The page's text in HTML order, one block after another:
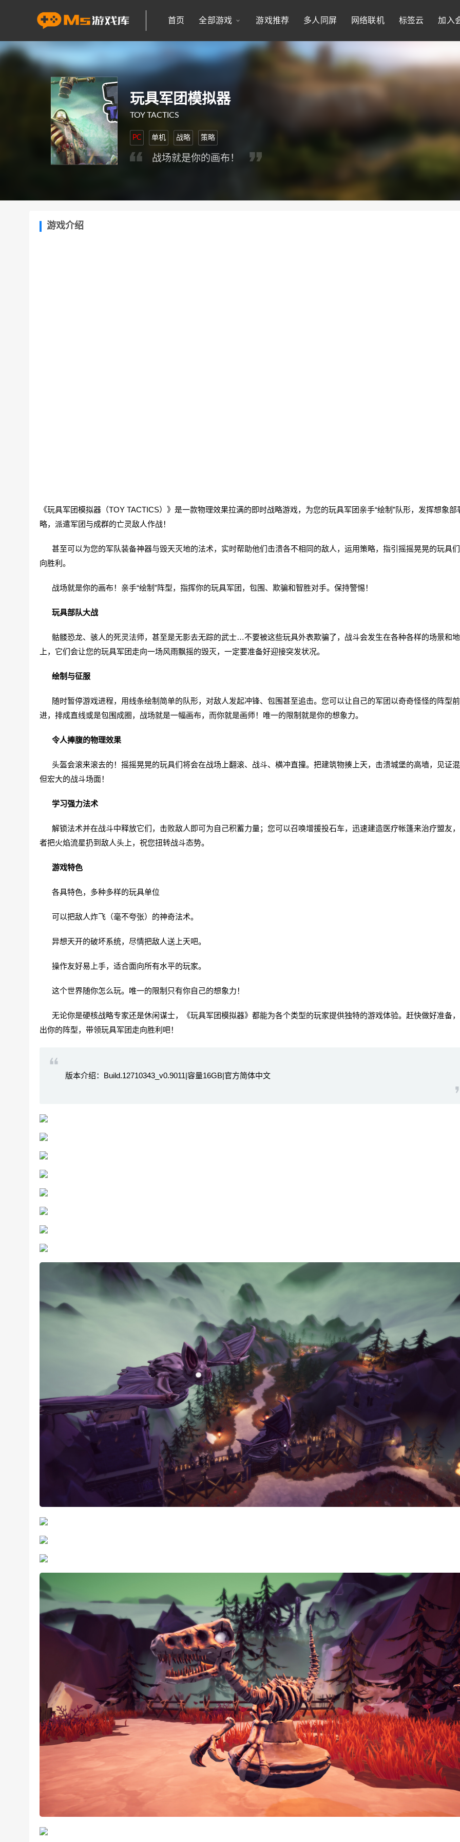
首页 全部游戏 游戏推荐 多人同屏 网络联机 标签云 加入
玩具军团模拟器
TOY TACTICS
PC 单机 战略 策略
战场就是你的画布！
游戏介绍
《玩具军团模拟器（TOY TACTICS）》是一款物理效果拉满的即时战略游戏，为您的玩具军团亲手“绘制”队形，发挥想象部
略，派遣军团与成群的亡灵敌人作战！
甚至可以为您的军队装备神器与毁天灭地的法术，实时帮助他们击溃各不相同的敌人，运用策略，指引摇摇晃晃的玩具
向胜利。
战场就是你的画布！亲手“绘制”阵型，指挥你的玩具军团，包围、欺骗和智胜对手。保持警惕！
玩具部队大战
骷髅恐龙、骇人的死灵法师，甚至是无影去无踪的武士…不要被这些玩具外表欺骗了，战斗会发生在各种各样的场景和
上，它们会让您的玩具军团走向一场风雨飘摇的毁灭，一定要准备好迎接突发状况。
绘制与征服
随时暂停游戏进程，用线条绘制简单的队形，对敌人发起冲锋、包围甚至追击。您可以让自己的军团以奇奇怪怪的阵型前
进，排成直线或是包围成圈，战场就是一幅画布，而你就是画师！唯一的限制就是你的想象力。
令人捧腹的物理效果
头盔会滚来滚去的！摇摇晃晃的玩具们将会在战场上翻滚、战斗、横冲直撞。把建筑物揍上天，击溃城堡的高墙，见证
但宏大的战斗场面！
学习强力法术
解锁法术并在战斗中释放它们，击败敌人即可为自己积蓄力量；您可以召唤增援投石车，迅速建造医疗帐篷来治疗盟友
者把火焰流星扔到敌人头上，祝您扭转战斗态势。
游戏特色
各具特色，多种多样的玩具单位
可以把敌人炸飞（毫不夸张）的神奇法术。
异想天开的破坏系统，尽情把敌人送上天吧。
操作友好易上手，适合面向所有水平的玩家。
这个世界随你怎么玩。唯一的限制只有你自己的想象力！
无论你是硬核战略专家还是休闲谋士，《玩具军团模拟器》都能为各个类型的玩家提供独特的游戏体验。赶快做好准备
出你的阵型，带领玩具军团走向胜利吧！
版本介绍：Build.12710343_v0.9011|容量16GB|官方简体中文